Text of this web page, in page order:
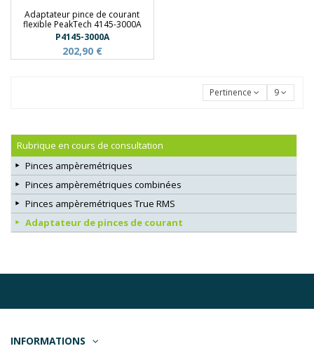
Adaptateur pince de courant
flexible PeakTech 4145-3000A
P4145-3000A
202,90 €
Pertinence 9
Rubrique en cours de consultation
Pinces ampèremétriques
Pinces ampèremétriques combinées
Pinces ampèremétriques True RMS
Adaptateur de pinces de courant
INFORMATIONS